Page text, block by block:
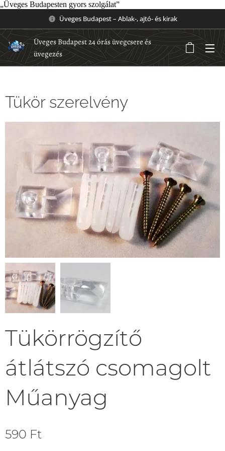
„Üveges Budapesten gyors szolgálat”
Üveges Budapest – Ablak-, ajtó- és kirak
Üveges Budapest 24 órás üvegcsere és
üvegezés
Tükör szerelvény
Tükörrögzítő
átlátszó csomagolt
Műanyag
590 Ft